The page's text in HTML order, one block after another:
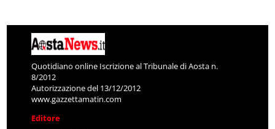
Quotidiano online Iscrizione al Tribunale di Aosta n.
8/2012
Autorizzazione del 13/12/2012
www.gazzettamatin.com
Editore